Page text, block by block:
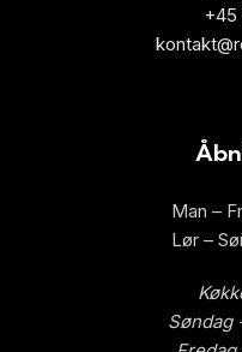
+45
Man –
Lør –
Søndag